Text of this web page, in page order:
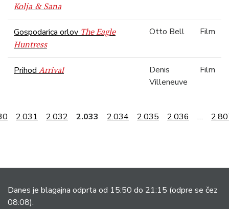
Kolja & Sana
Gospodarica orlov The Eagle
Huntress
Otto Bell Film
Prihod Arrival
Denis
Villeneuve
Film
2.031 2.032 2.033 2.034 2.035 2.036 …
Danes je blagajna odprta od 15:50 do 21:15 (odpre se čez
08:08).